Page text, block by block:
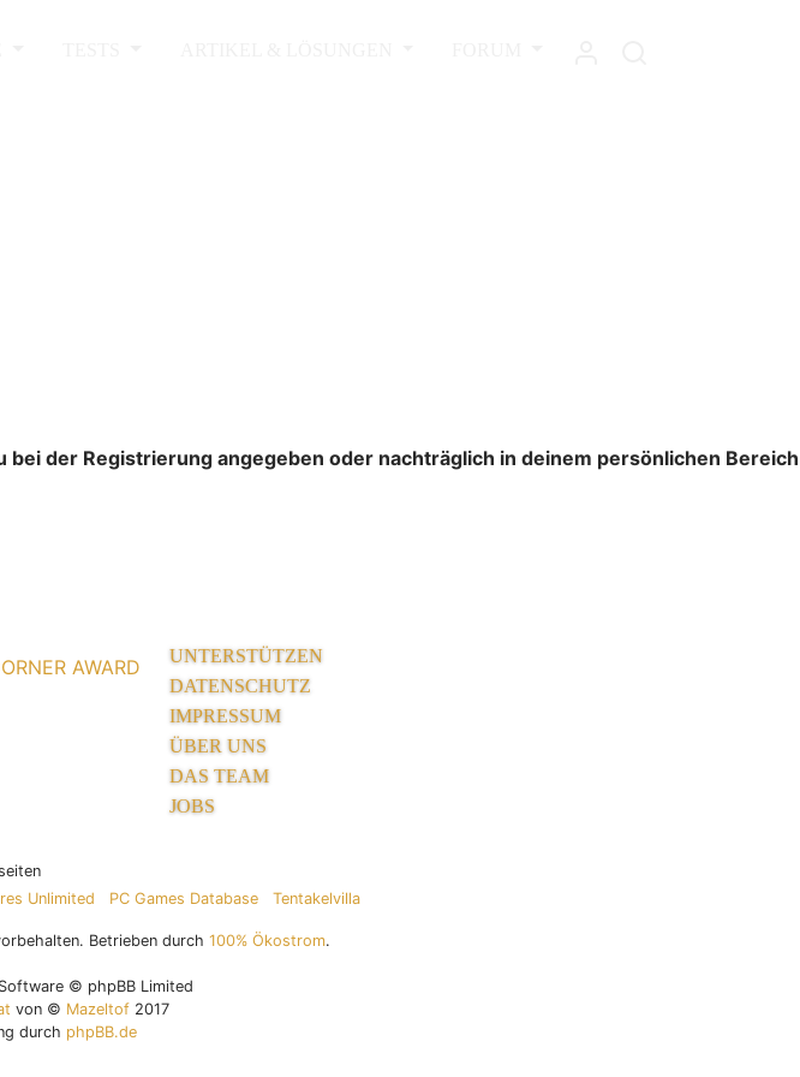
der Registrierung angegeben oder nachträglich in deinem persönlichen Bereich
UNTERSTÜTZEN
DATENSCHUTZ
IMPRESSUM
ÜBER UNS
DAS TEAM
JOBS
Unlimited PC Games Database Tentakelvilla
Betrieben durch 100% Ökostrom.
© phpBB Limited
von © Mazeltof2017
durch phpBB.de